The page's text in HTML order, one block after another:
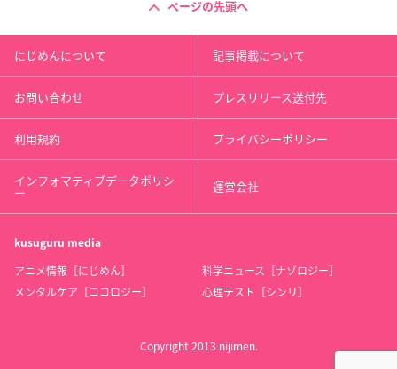
ページの先頭へ
にじめんについて 記事掲載について
お問い合わせ プレスリリース送付先
利用規約 プライバシーポリシー
インフォマティブデータポリシ
ー 運営会社
kusuguru media
アニメ情報［にじめん］
科学ニュース［ナゾロジー］
メンタルケア［ココロジー］
心理テスト［シンリ］
Copyright 2013 nijimen.